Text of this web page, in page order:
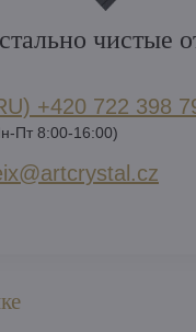
чистые
+420 722 398
Пт 8:00-16:00)